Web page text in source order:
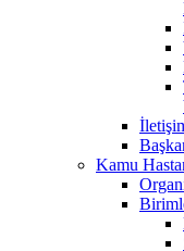
Kamu